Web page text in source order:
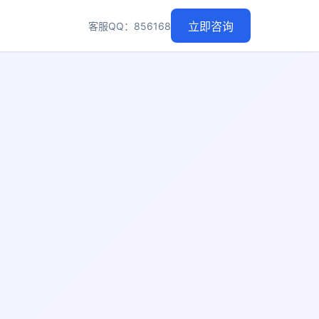
客服QQ：856168 立即咨询